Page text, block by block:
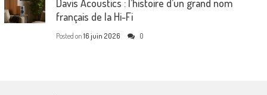
Davis Acoustics : l’histoire d’un grand nom
français de la Hi-Fi
Posted on 16 juin 2026 0